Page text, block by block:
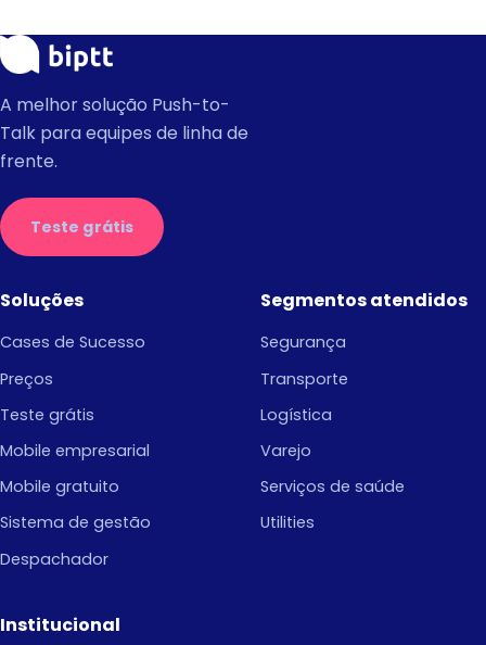
A melhor solução Push-to-
Talk para equipes de linha de
frente.
Teste grátis
Soluções
Cases de Sucesso
Preços
Teste grátis
Mobile empresarial
Mobile gratuito
Sistema de gestão
Despachador
Segmentos atendidos
Segurança
Transporte
Logística
Varejo
Serviços de saúde
Utilities
Institucional